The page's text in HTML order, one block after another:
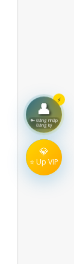
👤
🔑 Đăng nhập
Đăng ký
⚡
💎
⭐ Up VIP